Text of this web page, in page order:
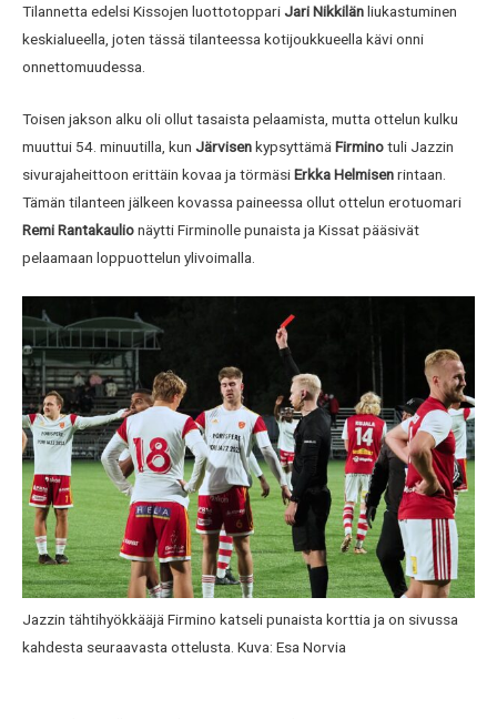
Tilannetta edelsi Kissojen luottotoppariJari Nikkilänliukastuminen
keskialueella, joten tässä tilanteessa kotijoukkueella kävi onni
onnettomuudessa.
Toisen jakson alku oli ollut tasaista pelaamista, mutta ottelun kulku
muuttui 54. minuutilla, kun Järvisenkypsyttämä Firminotuli Jazzin
sivurajaheittoon erittäin kovaa ja törmäsiErkka Helmisenrintaan.
Tämän tilanteen jälkeen kovassa paineessa ollut ottelun erotuomari
Remi Rantakaulionäytti Firminolle punaista ja Kissat pääsivät
pelaamaan loppuottelun ylivoimalla.
Jazzin tähtihyökkääjä Firmino katseli punaista korttia ja on sivussa
kahdesta seuraavasta ottelusta. Kuva: Esa Norvia